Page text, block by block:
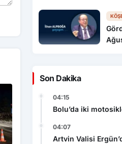
Son Dakika
04:15
Bolu’da iki
04:07
Artvin Valisi